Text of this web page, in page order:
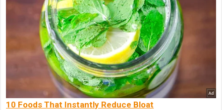
10 Foods That Instantly Reduce Bloat